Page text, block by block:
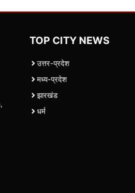
TOP CITY NEWS
उत्तर-प्रदेश
मध्य-प्रदेश
झारखंड
धर्म